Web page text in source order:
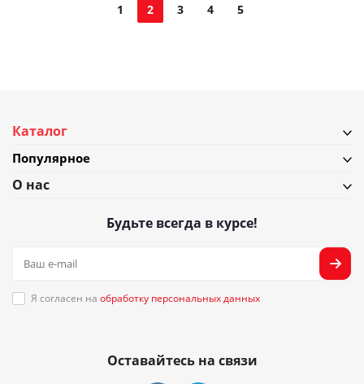
1 2 3 4 5
Каталог
Популярное
О нас
Будьте всегда в курсе!
Я согласен на обработку персональных данных
Оставайтесь на связи